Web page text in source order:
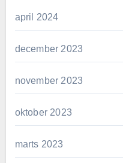
april 2024
december 2023
november 2023
oktober 2023
marts 2023